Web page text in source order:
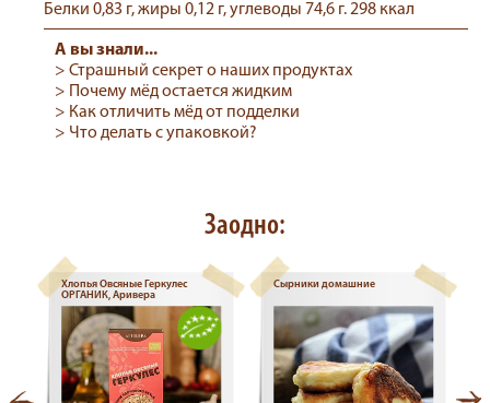
Белки 0,83 г, жиры 0,12 г, углеводы 74,6 г. 298 ккал
А вы знали...
> Страшный секрет о наших продуктах
> Почему мёд остается жидким
> Как отличить мёд от подделки
> Что делать с упаковкой?
Заодно:
Хлопья Овсяные Геркулес
ОРГАНИК, Аривера
Сырники домашние